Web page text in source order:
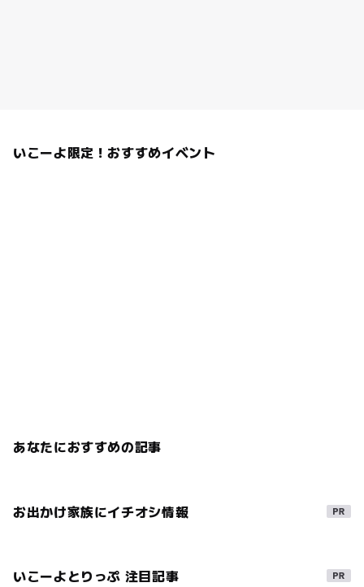
いこーよ限定！おすすめイベント
あなたにおすすめの記事
お出かけ家族にイチオシ情報
いこーよとりっぷ 注目記事